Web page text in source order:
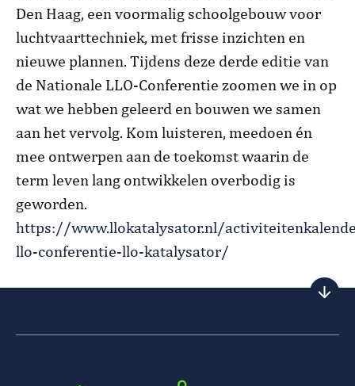
Den Haag, een voormalig schoolgebouw voor
luchtvaarttechniek, met frisse inzichten en
nieuwe plannen. Tijdens deze derde editie van
de Nationale LLO-Conferentie zoomen we in op
wat we hebben geleerd en bouwen we samen
aan het vervolg. Kom luisteren, meedoen én
mee ontwerpen aan de toekomst waarin de
term leven lang ontwikkelen overbodig is
geworden.
https://www.llokatalysator.nl/
llo-conferentie-llo-katalysator/